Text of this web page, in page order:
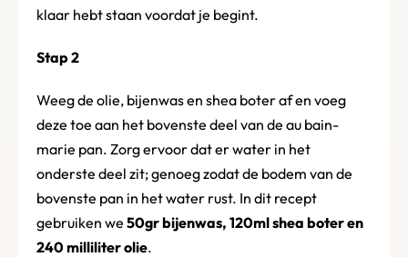
klaar hebt staan voordat je begint.
Stap 2
Weeg de olie, bijenwas en shea boter af en voeg
deze toe aan het bovenste deel van de au bain-
marie pan. Zorg ervoor dat er water in het
onderste deel zit; genoeg zodat de bodem van de
bovenste pan in het water rust. In dit recept
gebruiken we 50gr bijenwas, 120ml shea boter en
240 milliliter olie.